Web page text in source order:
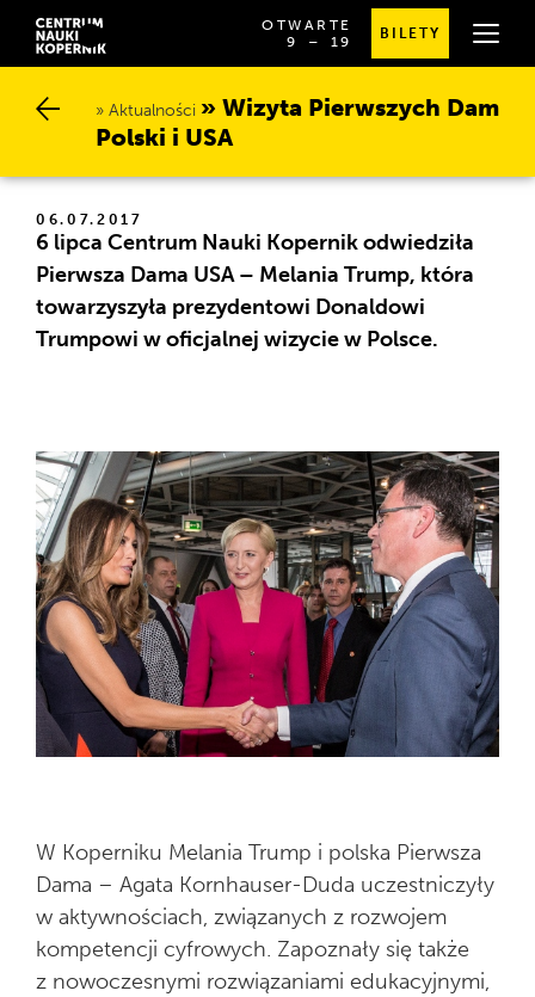
OTWARTE
OD
GODZINY
19:00
9 ⁠–⁠ 19
SPRAWDŹ
SZCZEGÓŁOWE
BILETY
Aktualności
Wizyta Pierwszych Dam P
olski i USA
06.07.2017
6 lipca Centrum Nauki Kopernik odwiedziła
Pierwsza Dama USA – Melania Trump, która
towarzyszyła prezydentowi Donaldowi
Trumpowi w oficjalnej wizycie w Polsce.
W Koperniku Melania Trump i polska Pierwsza
Dama – Agata Kornhauser-Duda uczestniczyły
w aktywnościach, związanych z rozwojem
kompetencji cyfrowych. Zapoznały się także
z nowoczesnymi rozwiązaniami edukacyjnymi,